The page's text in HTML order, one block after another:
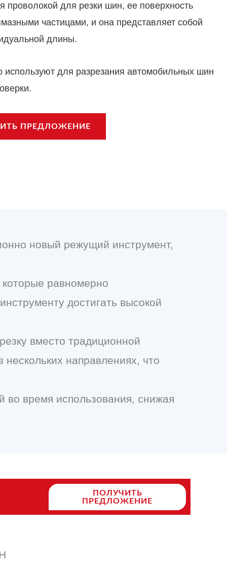
проволокой для резки шин, ее поверхность
частицами, и она представляет собой
длины.
используют для разрезания автомобильных шин
ПРЕДЛОЖЕНИЕ
новый режущий инструмент,
которые равномерно
достигать высокой
вместо традиционной
нескольких направлениях, что
во время использования, снижая
ПОЛУЧИТЬ
ПРЕДЛОЖЕНИЕ